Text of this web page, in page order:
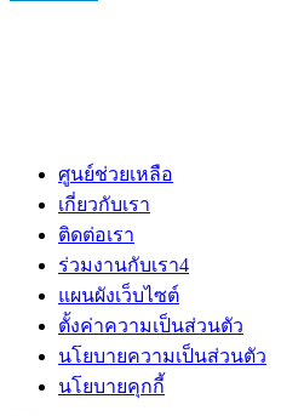
ศูนย์ช่วยเหลือ
เกี่ยวกับเรา
ติดต่อเรา
ร่วมงานกับเรา4
แผนผังเว็บไซต์
ตั้งค่าความเป็นส่วนตัว
นโยบายความเป็นส่วนตัว
นโยบายคุกกี้